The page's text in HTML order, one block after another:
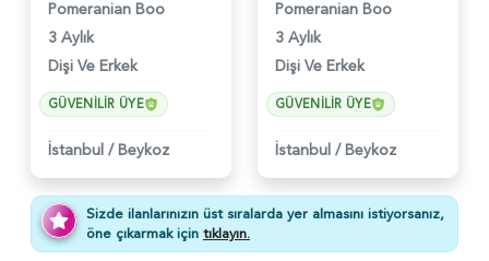
Pomeranian Boo
3 Aylık
Dişi Ve Erkek
GÜVENILIR ÜYE
İstanbul / Beykoz
Pomeranian Boo
3 Aylık
Dişi Ve Erkek
GÜVENILIR ÜYE
İstanbul / Beykoz
Sizde ilanlarınızın üst sıralarda yer almasını istiyorsanız,
öne çıkarmak için tıklayın.